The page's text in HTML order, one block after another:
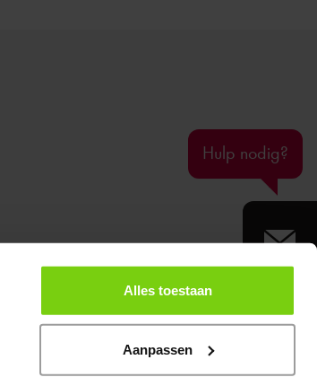
Alles toestaan
Aanpassen
Hulp nodig?
E-mail